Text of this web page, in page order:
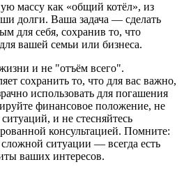
массу как «общий котёл», из
долги. Ваша задача — сделать
для себя, сохранив то, что
вашей семьи или бизнеса.
и не "отъём всего".
сохранить то, что для вас важно,
использовать для погашения
финансовое положение, не
и не стесняйтесь
консультацией. Помните:
ситуации — всегда есть
ваших интересов.